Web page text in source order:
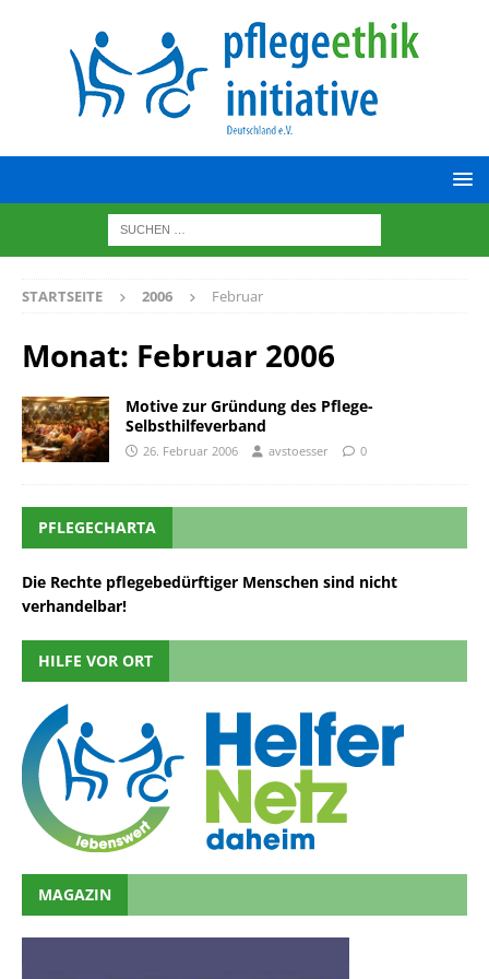
STARTSEITE 2006 Februar
Monat: Februar 2006
Motive zur Gründung des Pflege-
Selbsthilfeverband
26. Februar 2006 avstoesser 0
PFLEGECHARTA
Die Rechte pflegebedürftiger Menschen sind nicht
verhandelbar!
HILFE VOR ORT
MAGAZIN